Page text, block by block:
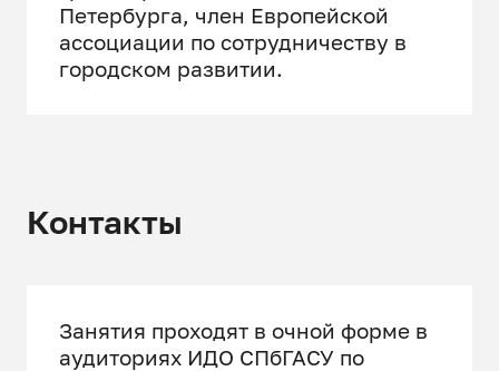
Реконструкция промышленных
территорий
Петербурга, член Европейской
ассоциации по сотрудничеству в
городском развитии.
Контакты
Занятия проходят в очной форме в
аудиториях ИДО СПбГАСУ по